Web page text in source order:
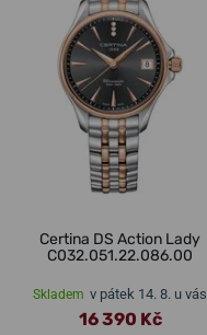
Certina DS Action Lady
C032.051.22.086.00
Skladem v pátek 14. 8. u vás
16 390 Kč